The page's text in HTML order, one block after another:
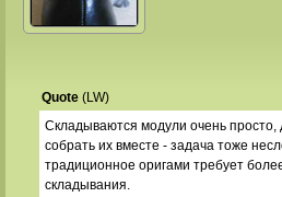
Quote(LW)
Складываются модули очень просто,
собрать их вместе - задача тоже
традиционное оригами требует
складывания.